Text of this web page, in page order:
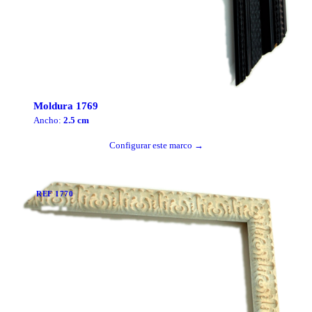
Moldura 1769
Ancho: 2.5 cm
Configurar este marco →
REF 1770